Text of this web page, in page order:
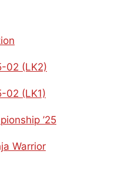
02 (LK2)
02 (LK1)
’25
Warrior